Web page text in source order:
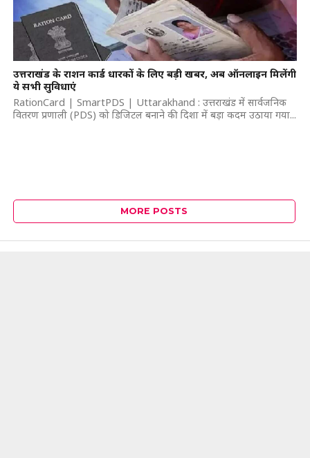
उत्तराखंड के राशन कार्ड धारकों के लिए बड़ी खबर, अब ऑनलाइन मिलेंगी
ये सभी सुविधाएं
RationCard | SmartPDS | Uttarakhand : उत्तराखंड में सार्वजनिक
वितरण प्रणाली (PDS) को डिजिटल बनाने की दिशा में बड़ा कदम उठाया गया...
MORE POSTS